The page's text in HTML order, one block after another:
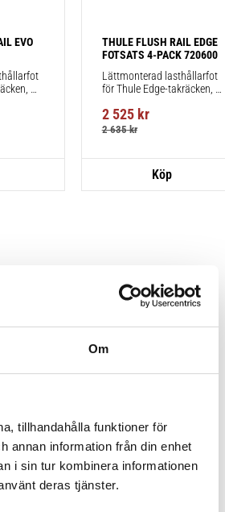
Om
tillhandahålla funktioner för
annan information från din enhet
i sin tur kombinera informationen
deras tjänster.
EVO
THULE FLUSH RAIL EDGE
FOTSATS 4-PACK 720600
Lättmonterad lasthållarfot
för Thule Edge-takräcken,
reling.
2 525kr
2 635kr